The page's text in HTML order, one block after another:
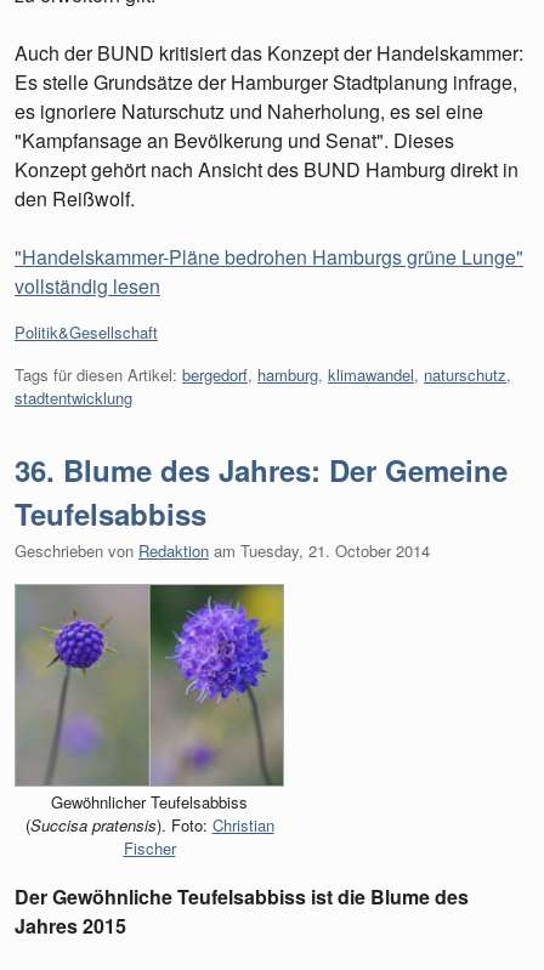
Auch der BUND kritisiert das Konzept der Handelskammer:
Es stelle Grundsätze der Hamburger Stadtplanung infrage,
es ignoriere Naturschutz und Naherholung, es sei eine
"Kampfansage an Bevölkerung und Senat". Dieses
Konzept gehört nach Ansicht des BUND Hamburg direkt in
den Reißwolf.
"Handelskammer-Pläne bedrohen Hamburgs grüne Lunge"
vollständig lesen
Kategorien:
Politik&Gesellschaft
Tags für diesen Artikel: bergedorf, hamburg, klimawandel, naturschutz,
stadtentwicklung
36. Blume des Jahres: Der Gemeine
Teufelsabbiss
Geschrieben von Redaktion am Tuesday, 21. October 2014
Gewöhnlicher Teufelsabbiss
(Succisa pratensis). Foto: Christian
Fischer
Der Gewöhnliche Teufelsabbiss ist die Blume des
Jahres 2015